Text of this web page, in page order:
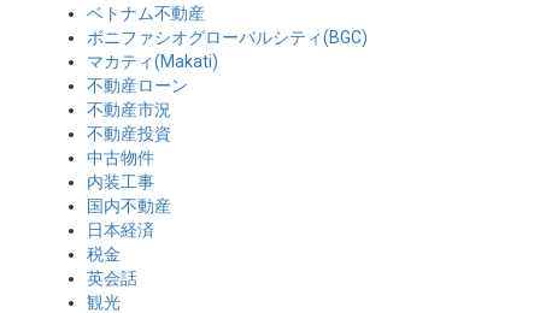
ベトナム不動産
ボニファシオグローバルシティ(BGC)
マカティ(Makati)
不動産ローン
不動産市況
不動産投資
中古物件
内装工事
国内不動産
日本経済
税金
英会話
観光